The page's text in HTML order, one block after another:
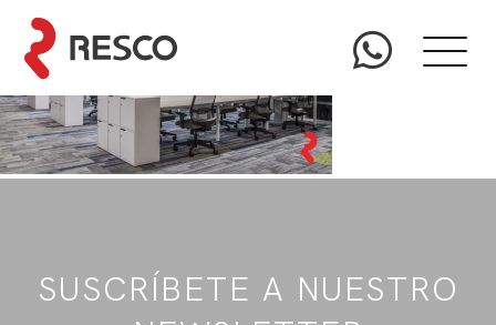
SUSCRÍBETE A NUESTRO